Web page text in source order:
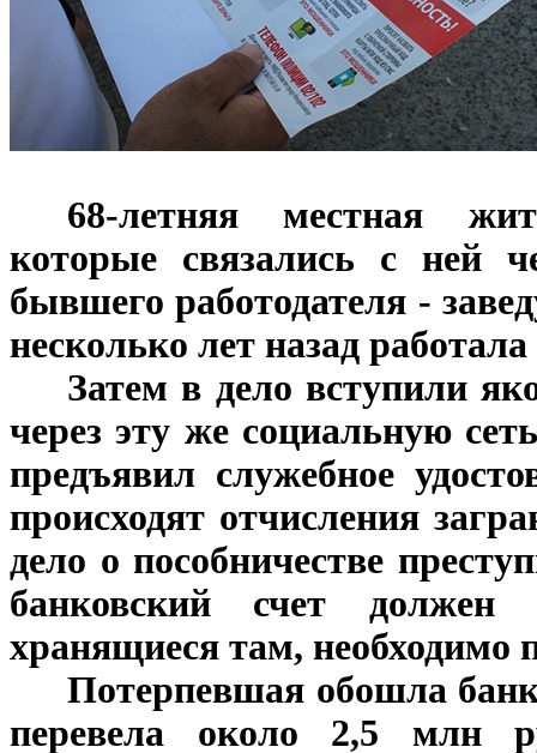
68-летняя местная
которые связались с ней
бывшего работодателя -
несколько лет назад
Затем в дело вступили
через эту же социальную
предъявил служебное
происходят отчисления
дело о пособничестве
банковский счет должен
хранящиеся там, необходимо
Потерпевшая обошла
перевела около 2,5 млн